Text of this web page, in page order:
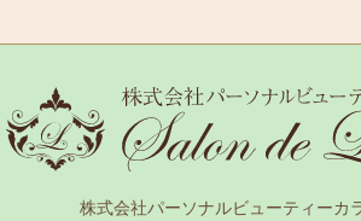
株式会社パーソナルビューティーカ